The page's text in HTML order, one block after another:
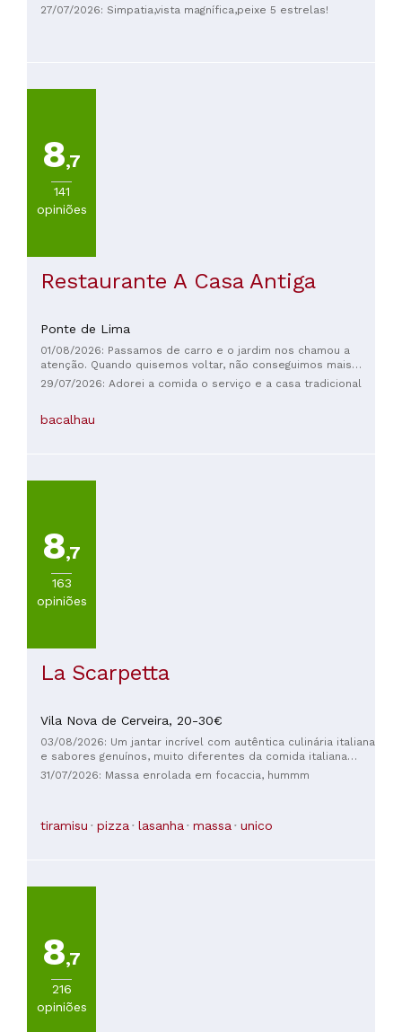
27/07/2026: Simpatia,vista magnífica,peixe 5 estrelas!
8,7
141
opiniões
Restaurante A Casa Antiga
Ponte de Lima
01/08/2026: Passamos de carro e o jardim nos chamou a
atenção. Quando quisemos voltar, não conseguimos mais
acessar o jardim. Estávamos prestes a dar meia-volta
para relaxar. Ele nos disse para sentarmos nos sofás para
29/07/2026: Adorei a comida o serviço e a casa tradicional
bacalhau
8,7
163
opiniões
La Scarpetta
Vila Nova de Cerveira, 20-30€
03/08/2026: Um jantar incrível com autêntica culinária italiana
e sabores genuínos, muito diferentes da comida italiana
tradicional! Pedimos o Provolone Grigliato de entrada, super
azeitonas. Uma surpresa maravilhosa!! É essencial reservar
31/07/2026: Massa enrolada em focaccia, hummm
tiramisu pizza lasanha massa unico
8,7
216
opiniões